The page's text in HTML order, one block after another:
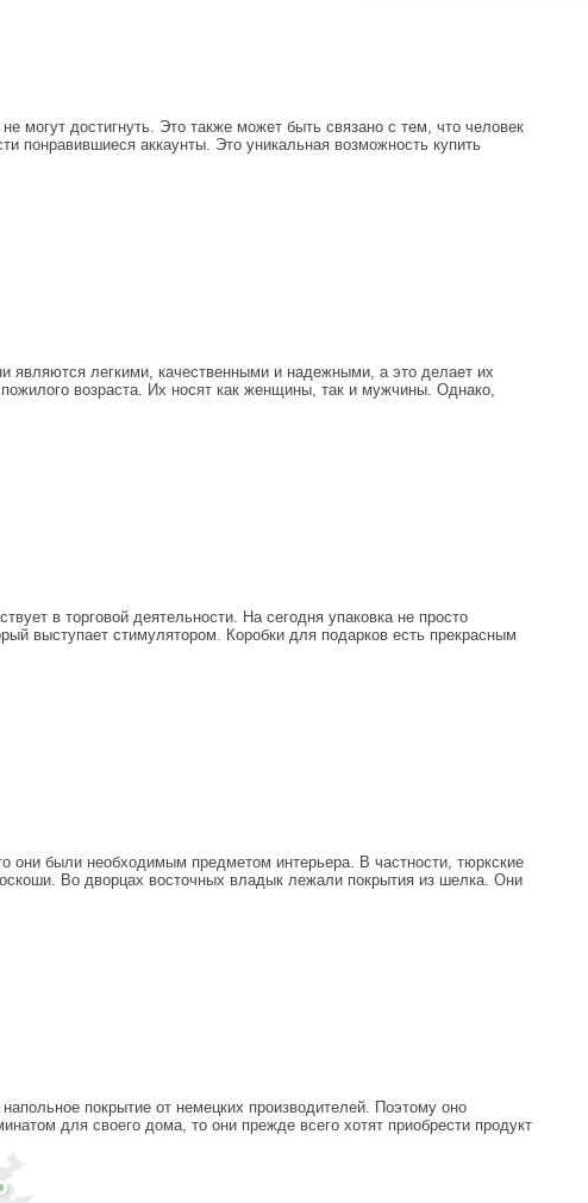
могут достигнуть. Это также может быть связано с тем, что человек
понравившиеся аккаунты. Это уникальная возможность купить
являются легкими, качественными и надежными, а это делает их
возраста. Их носят как женщины, так и мужчины. Однако,
в торговой деятельности. На сегодня упаковка не просто
выступает стимулятором. Коробки для подарков есть прекрасным
они были необходимым предметом интерьера. В частности, тюркские
Во дворцах восточных владык лежали покрытия из шелка. Они
покрытие от немецких производителей. Поэтому оно
для своего дома, то они прежде всего хотят приобрести продукт